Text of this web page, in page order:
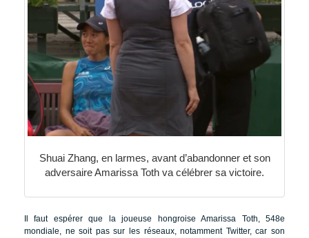
Shuai Zhang, en larmes, avant d’abandonner et son
adversaire Amarissa Toth va célébrer sa victoire.
Il faut espérer que la joueuse hongroise Amarissa Toth, 548e
mondiale, ne soit pas sur les réseaux, notamment Twitter, car son